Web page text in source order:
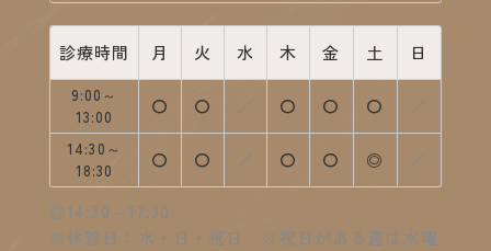
診療時間 月 火 水 木 金 土 日
9:00～
13:00
〇 診療中
〇 診療中
／ 休診〇 診療中
〇 診療中
〇 診療中
／
14:30～
18:30
〇 診療中
〇 診療中
／ 休診〇 診療中
〇 診療中
◎ 14:30～
／
◎14:30～17:30
※休診日：水・日・祝日 ※祝日がある週は水曜